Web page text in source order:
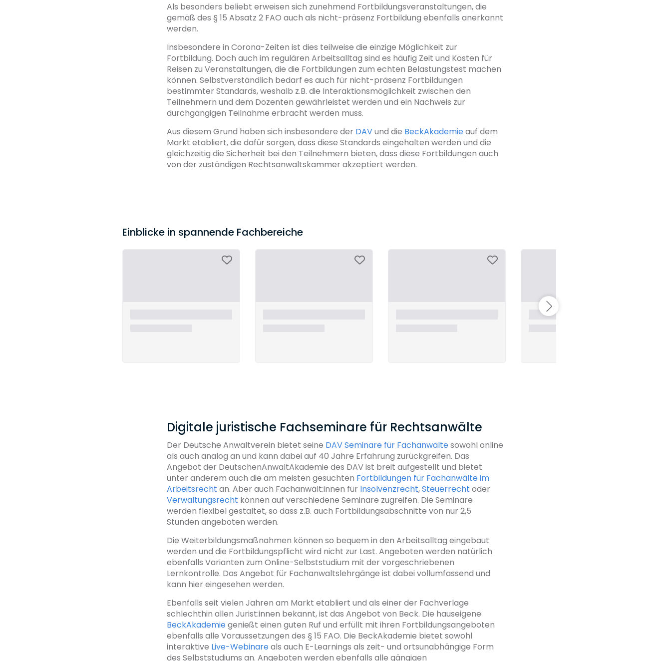
Als besonders beliebt erweisen sich zunehmend Fortbildungsveranstaltungen, die
gemäß des § 15 Absatz 2 FAO auch als nicht-präsenz Fortbildung ebenfalls anerkannt
werden.
Insbesondere in Corona-Zeiten ist dies teilweise die einzige Möglichkeit zur
Fortbildung. Doch auch im regulären Arbeitsalltag sind es häufig Zeit und Kosten für
Reisen zu Veranstaltungen, die die Fortbildungen zum echten Belastungstest machen
können. Selbstverständlich bedarf es auch für nicht-präsenz Fortbildungen
bestimmter Standards, weshalb z.B. die Interaktionsmöglichkeit zwischen den
Teilnehmern und dem Dozenten gewährleistet werden und ein Nachweis zur
durchgängigen Teilnahme erbracht werden muss.
Aus diesem Grund haben sich insbesondere der DAVund die BeckAkademieauf dem
Markt etabliert, die dafür sorgen, dass diese Standards eingehalten werden und die
gleichzeitig die Sicherheit bei den Teilnehmern bieten, dass diese Fortbildungen auch
von der zuständigen Rechtsanwaltskammer akzeptiert werden.
Einblicke in spannende Fachbereiche
Digitale juristische Fachseminare für Rechtsanwälte
Der Deutsche Anwaltverein bietet seine DAV Seminare für Fachanwältesowohl online
als auch analog an und kann dabei auf 40 Jahre Erfahrung zurückgreifen. Das
Angebot der DeutschenAnwaltAkademie des DAV ist breit aufgestellt und bietet
unter anderem auch die am meisten gesuchten Fortbildungen für Fachanwälte im
Arbeitsrecht an. Aber auch Fachanwält:innen für Insolvenzrecht,Steuerrecht oder
Verwaltungsrecht können auf verschiedene Seminare zugreifen. Die Seminare
werden flexibel gestaltet, so dass z.B. auch Fortbildungsabschnitte von nur 2,5
Stunden angeboten werden.
Die Weiterbildungsmaßnahmen können so bequem in den Arbeitsalltag eingebaut
werden und die Fortbildungspflicht wird nicht zur Last. Angeboten werden natürlich
ebenfalls Varianten zum Online-Selbststudium mit der vorgeschriebenen
Lernkontrolle. Das Angebot für Fachanwaltslehrgänge ist dabei vollumfassend und
kann hier eingesehen werden.
Ebenfalls seit vielen Jahren am Markt etabliert und als einer der Fachverlage
schlechthin allen Jurist:innen bekannt, ist das Angebot von Beck. Die hauseigene
BeckAkademiegenießt einen guten Ruf und erfüllt mit ihren Fortbildungsangeboten
ebenfalls alle Voraussetzungen des § 15 FAO. Die BeckAkademie bietet sowohl
interaktive Live-Webinareals auch E-Learnings als zeit- und ortsunabhängige Form
des Selbststudiums an. Angeboten werden ebenfalls alle gängigen